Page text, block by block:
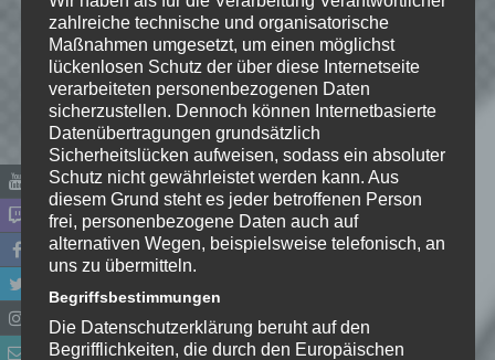
Name*
E-Mail-Adresse*
zahlreiche technische und organisatorische
Maßnahmen umgesetzt, um einen möglichst
lückenlosen Schutz der über diese Internetseite
verarbeiteten personenbezogenen Daten
sicherzustellen. Dennoch können Internetbasierte
Datenübertragungen grundsätzlich
Sicherheitslücken aufweisen, sodass ein absoluter
Schutz nicht gewährleistet werden kann. Aus
diesem Grund steht es jeder betroffenen Person
frei, personenbezogene Daten auch auf
alternativen Wegen, beispielsweise telefonisch, an
uns zu übermitteln.
Begriffsbestimmungen
Die Datenschutzerklärung beruht auf den
Begrifflichkeiten, die durch den Europäischen